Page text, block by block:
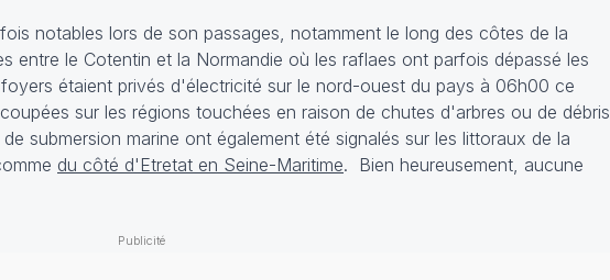
notables lors de son passages, notamment le long des côtes de la
entre le Cotentin et la Normandie où les raflaes ont parfois dépassé les
étaient privés d'électricité sur le nord-ouest du pays à 06h00 ce
sur les régions touchées en raison de chutes d'arbres ou de débris
submersion marine ont également été signalés sur les littoraux de la
du côté d'Etretat en Seine-Maritime. Bien heureusement, aucune